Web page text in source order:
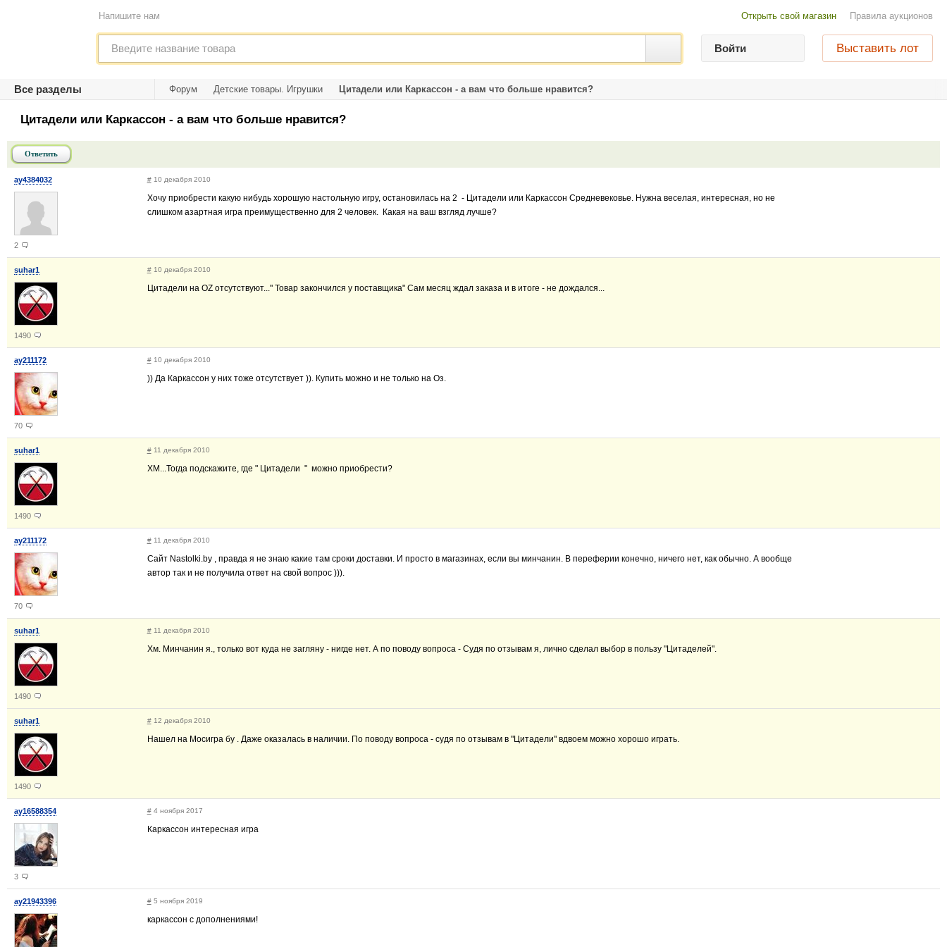
Напишите нам Правила аукционов
Открыть свой магазин
Войти Выставить лот
Все разделы Форум Детские товары. Игрушки Цитадели или Каркассон - а вам что больше нравится?
Вход
Электронная почта Номер телефона
Регистрация с помощью номера телефона
Политика конфиденциальности
Согласие на обработку
и в соответствии сПолитикой
использования Сайта / Приложения вам
необходимо подтвердить своё согласие
Цитадели или Каркассон - а вам что больше нравится?
Ответить
ay4384032
2
#10 декабря 2010
Хочу приобрести какую нибудь хорошую настольную игру, остановилась на 2 - Цитадели или Каркассон Средневековье. Нужна веселая, интересная, но не
слишком азартная игра преимущественно для 2 человек. Какая на ваш взгляд лучше?
suhar1
1490
#10 декабря 2010
Цитадели на OZ отсутствуют..." Товар закончился у поставщика" Сам месяц ждал заказа и в итоге - не дождался...
ay211172
70
#10 декабря 2010
)) Да Каркассон у них тоже отсутствует )). Купить можно и не только на Оз.
suhar1
1490
#11 декабря 2010
ХМ...Тогда подскажите, где " Цитадели " можно приобрести?
ay211172
70
#11 декабря 2010
Сайт Nastolki.by , правда я не знаю какие там сроки доставки. И просто в магазинах, если вы минчанин. В переферии конечно, ничего нет, как обычно. А вообще
автор так и не получила ответ на свой вопрос ))).
suhar1
1490
#11 декабря 2010
Хм. Минчанин я., только вот куда не загляну - нигде нет. А по поводу вопроса - Судя по отзывам я, лично сделал выбор в пользу "Цитаделей".
suhar1
1490
#12 декабря 2010
Нашел на Мосигра бу . Даже оказалась в наличии. По поводу вопроса - судя по отзывам в "Цитадели" вдвоем можно хорошо играть.
ay16588354
3
#4 ноября 2017
Каркассон интересная игра
ay21943396 #5 ноября 2019
каркассон с дополнениями!